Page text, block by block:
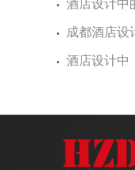
酒店设计中
成都酒店设
酒店设计中